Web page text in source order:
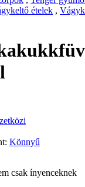
ételek ,
Könnyű